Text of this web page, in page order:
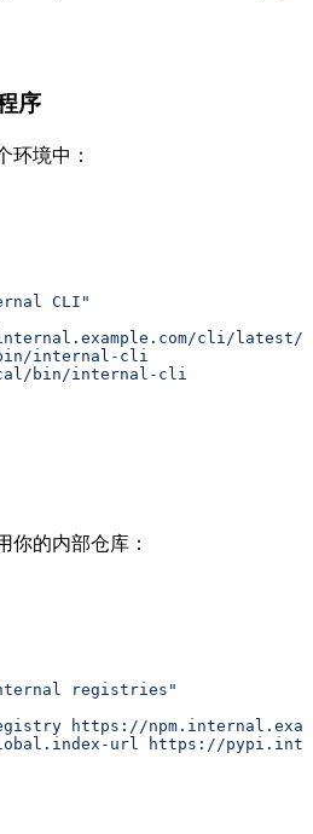
序
环境中：
CLI"
cli/latest/
internal-cli
bin/internal-cli
你的内部仓库：
registries"
https://
url https://